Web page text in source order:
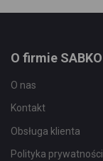
O firmie SABKO
O nas
Kontakt
Obsługa klienta
Polityka prywatności